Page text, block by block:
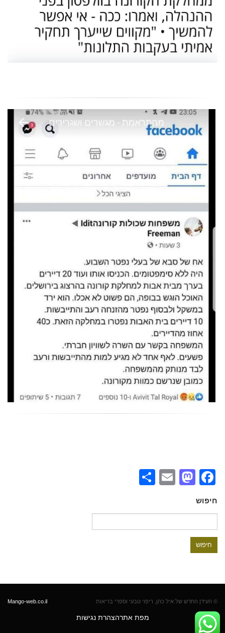
Facebook
Mastodon
Email
חיפוש
© העידן החדש של איל כהן, ריפוי טבעי וספרי בריאות Mango-web.co.il
מפת אתרהצהרת נגישות